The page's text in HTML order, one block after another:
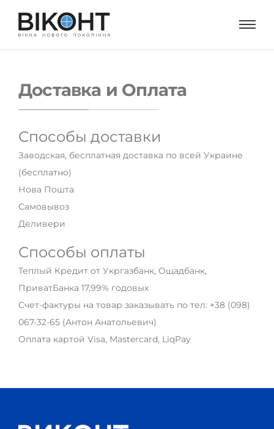
Доставка и Оплата
Способы доставки
Заводская, бесплатная доставка по всей Украине
(бесплатно)
Нова Пошта
Самовывоз
Деливери
Способы оплаты
Теплый Кредит от Укргазбанк, Ощадбанк,
ПриватБанка 17,99% годовых
Счет-фактуры на товар заказывать по тел: +38 (098)
067-32-65 (Антон Анатольевич)
Оплата картой Visa, Mastercard, LiqPay